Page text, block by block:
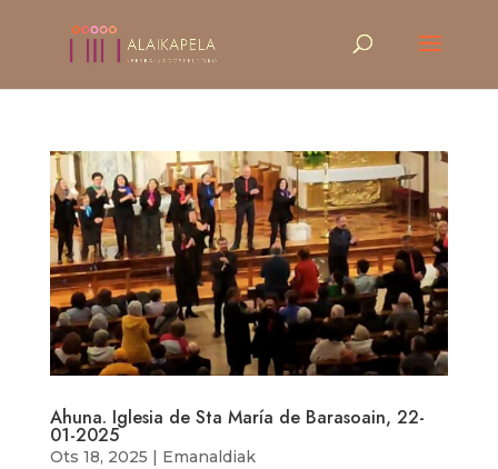
Ahuna. Iglesia de Sta María de Barasoain, 22-
01-2025
Ots 18, 2025 Emanaldiak